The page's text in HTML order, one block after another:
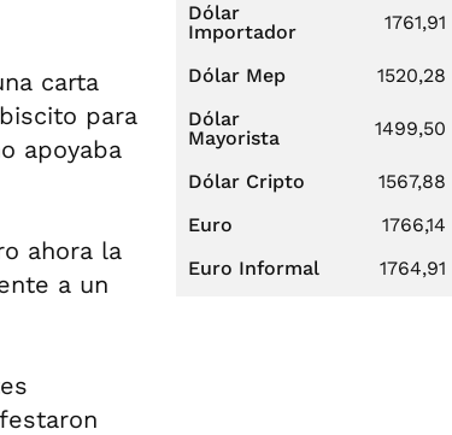
carta
para
apoyaba
ahora la
a un
Dólar
Importador
1761,91
Dólar Mep 1520,28
Dólar
Mayorista
1499,50
Dólar Cripto 1567,88
Euro
1766,14
Euro Informal
1764,91